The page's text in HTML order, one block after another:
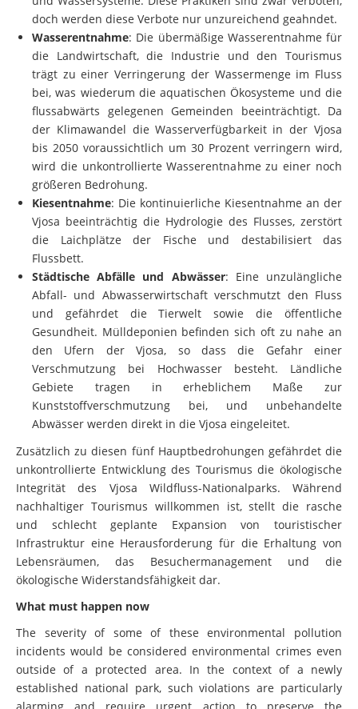
Wasserentnahme: Die übermäßige Wasserentnahme für
die Landwirtschaft, die Industrie und den Tourismus
trägt zu einer Verringerung der Wassermenge im Fluss
bei, was wiederum die aquatischen Ökosysteme und die
flussabwärts gelegenen Gemeinden beeinträchtigt. Da
der Klimawandel die Wasserverfügbarkeit in der Vjosa
bis 2050 voraussichtlich um 30 Prozent verringern wird,
wird die unkontrollierte Wasserentnahme zu einer noch
größeren Bedrohung.
Kiesentnahme: Die kontinuierliche Kiesentnahme an der
Vjosa beeinträchtig die Hydrologie des Flusses, zerstört
die Laichplätze der Fische und destabilisiert das
Flussbett.
Städtische Abfälle und Abwässer
Abfall- und Abwasserwirtschaft verschmutzt den Fluss
und gefährdet die Tierwelt sowie die öffentliche
Gesundheit. Mülldeponien befinden sich oft zu nahe an
den Ufern der Vjosa, so dass die Gefahr einer
Verschmutzung bei Hochwasser besteht. Ländliche
Gebiete tragen in erheblichem Maße zur
Kunststoffverschmutzung bei, und unbehandelte
Abwässer werden direkt in die Vjosa eingeleitet.
Zusätzlich zu diesen fünf Hauptbedrohungen gefährdet die
unkontrollierte Entwicklung des Tourismus die ökologische
Integrität des Vjosa Wildfluss-Nationalparks. Während
nachhaltiger Tourismus willkommen ist, stellt die rasche
und schlecht geplante Expansion von touristischer
Infrastruktur eine Herausforderung für die Erhaltung von
Lebensräumen, das Besuchermanagement und die
ökologische Widerstandsfähigkeit dar.
What must happen now
The severity of some of these environmental pollution
incidents would be considered environmental crimes even
outside of a protected area. In the context of a newly
established national park, such violations are particularly
alarming and require urgent action to preserve the
credibility of the protected area designation. Therefore, we